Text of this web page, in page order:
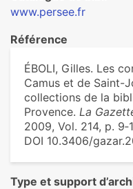
www.persee.fr
Référence
ÉBOLI, Gilles. Les
Camus et de Saint-
collections de la
Provence. La
2009, Vol. 214, p.
DOI 10.3406/
Type et support